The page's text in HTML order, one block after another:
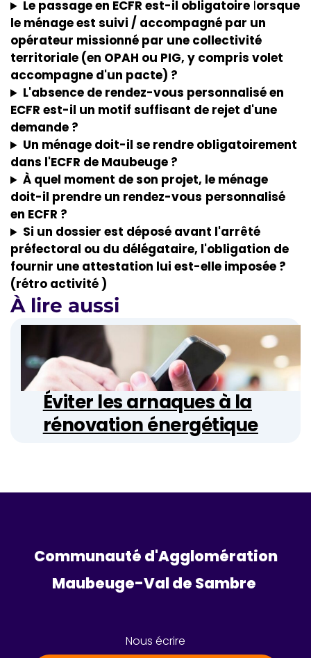
Le passage en ECFR est-il obligatoire lorsque
le ménage est suivi / accompagné par un
opérateur missionné par une collectivité
territoriale (en OPAH ou PIG, y compris volet
accompagne d'un pacte) ?
L'absence de rendez-vous personnalisé en
ECFR est-il un motif suffisant de rejet d'une
demande ?
Un ménage doit-il se rendre obligatoirement
dans l'ECFR de Maubeuge ?
À quel moment de son projet, le ménage
doit-il prendre un rendez-vous personnalisé
en ECFR ?
Si un dossier est déposé avant l'arrêté
préfectoral ou du délégataire, l'obligation de
fournir une attestation lui est-elle imposée ?
(rétro activité )
À lire aussi
Éviter les arnaques à la
rénovation énergétique
Communauté d'Agglomération
Maubeuge-Val de Sambre
Nous écrire